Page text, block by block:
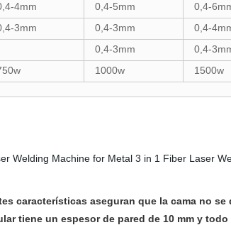
4mm 0,4-5mm 0,4-
3mm 0,4-3mm 0,4-
0,4-3mm 0,4-
1000w 1500w
características aseguran que la cama no
tiene un espesor de pared de 10 mm y todo